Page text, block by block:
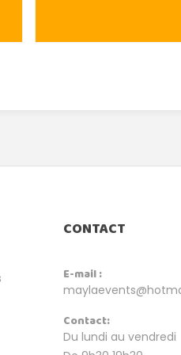
CONTACT
E-mail :
Contact:
Du lundi au vendredi